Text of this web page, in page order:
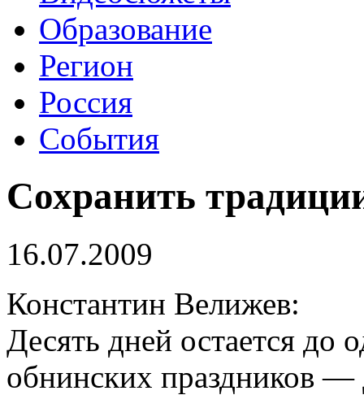
Образование
Регион
Россия
События
Сохранить
16.07.2009
Константин Велижев:
Десять дней остается до
обнинских праздников —